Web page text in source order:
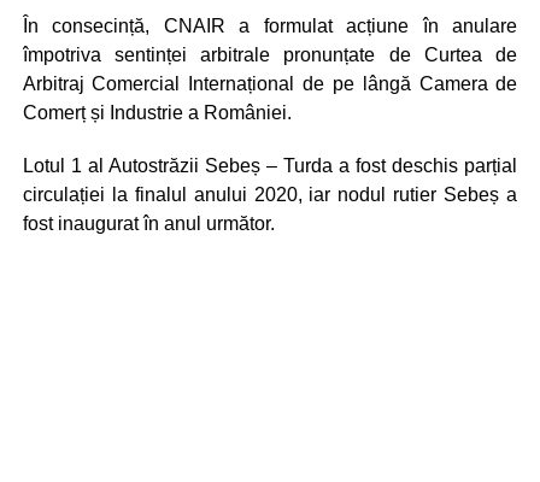
În consecință, CNAIR a formulat acțiune în anulare
împotriva sentinței arbitrale pronunțate de Curtea de
Arbitraj Comercial Internațional de pe lângă Camera de
Comerț și Industrie a României.
Lotul 1 al Autostrăzii Sebeș – Turda a fost deschis parțial
circulației la finalul anului 2020, iar nodul rutier Sebeș a
fost inaugurat în anul următor.